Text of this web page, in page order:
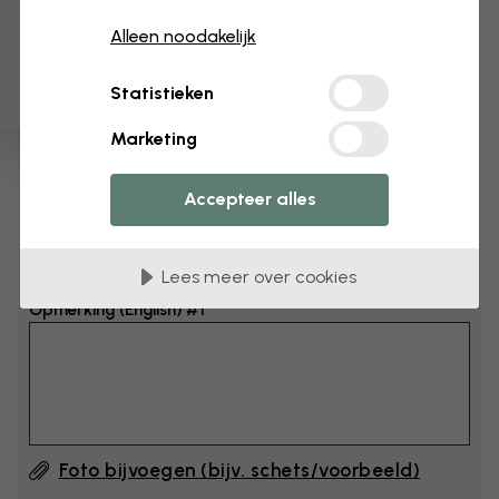
Opmerking (English) #1
Foto bijvoegen (bijv. schets/voorbeeld)
Alleen noodakelijk
Statistieken
Marketing
Accepteer alles
Lees meer over cookies